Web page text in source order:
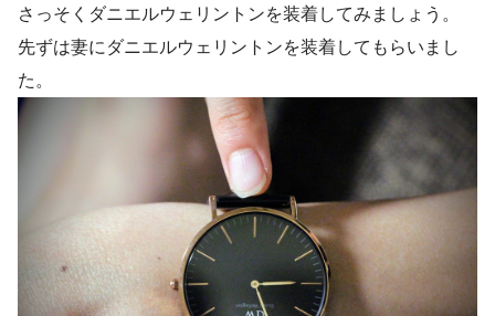
さっそくダニエルウェリントンを装着してみましょう。
先ずは妻にダニエルウェリントンを装着してもらいまし
た。